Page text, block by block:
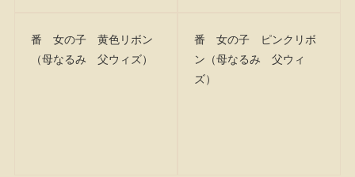
番 女の子 黄色リボン
（母なるみ 父ウィズ）
番 女の子 ピンクリボ
ン（母なるみ 父ウィ
ズ）